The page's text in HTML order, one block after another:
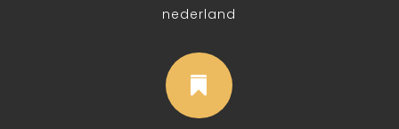
nederland
